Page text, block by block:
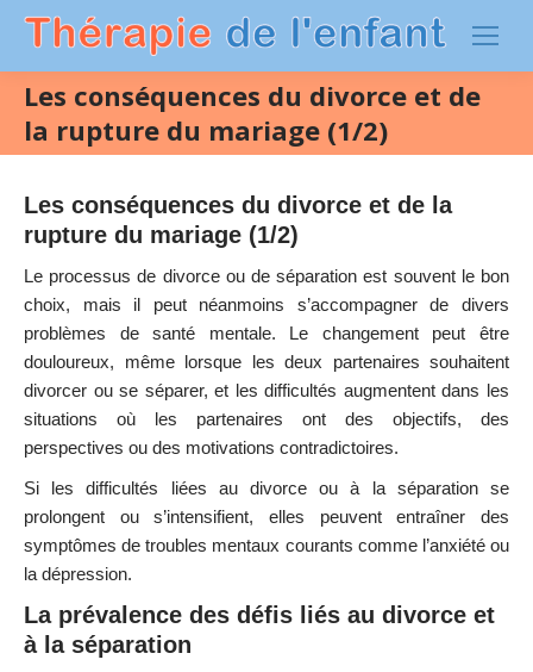
Les conséquences du divorce et de
la rupture du mariage (1/2)
Les conséquences du divorce et de la
rupture du mariage (1/2)
Le processus de divorce ou de séparation est souvent le bon
choix, mais il peut néanmoins s’accompagner de divers
problèmes de santé mentale. Le changement peut être
douloureux, même lorsque les deux partenaires souhaitent
divorcer ou se séparer, et les difficultés augmentent dans les
situations où les partenaires ont des objectifs, des
perspectives ou des motivations contradictoires.
Si les difficultés liées au divorce ou à la séparation se
prolongent ou s’intensifient, elles peuvent entraîner des
symptômes de troubles mentaux courants comme l’anxiété ou
la dépression.
La prévalence des défis liés au divorce et
à la séparation